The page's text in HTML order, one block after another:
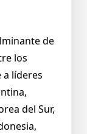
de
los
líderes
del Sur,